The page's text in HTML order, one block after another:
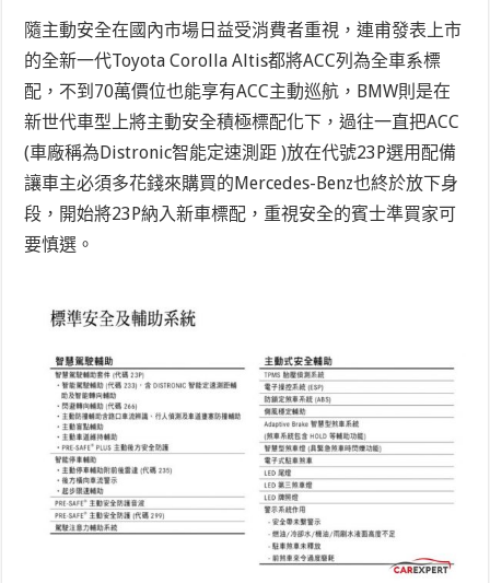
隨主動安全在國內市場日益受消費者重視，連甫發表上市
的全新一代Toyota Corolla Altis都將ACC列為全車系標
配，不到70萬價位也能享有ACC主動巡航，BMW則是在
新世代車型上將主動安全積極標配化下，過往一直把ACC
(車廠稱為Distronic智能定速測距 )放在代號23P選用配備
讓車主必須多花錢來購買的Mercedes-Benz也終於放下身
段，開始將23P納入新車標配，重視安全的賓士準買家可
要慎選。